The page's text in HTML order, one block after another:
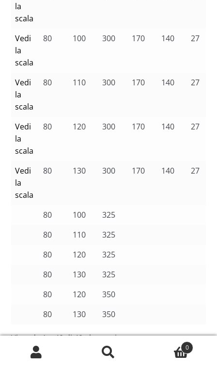
la
scala
Vedi
la
scala
80 100 300 170 140 27
Vedi
la
scala
80 110 300 170 140 27
Vedi
la
scala
80 120 300 170 140 27
Vedi
la
scala
80 130 300 170 140 27
80 100
325
80
110
325
80
120
325
80
130
325
80
120
350
80
130 350
Vista da 1 a 40 di 40 elementi
1
0